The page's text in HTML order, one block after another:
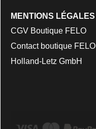
MENTIONS LÉGALES
CGV Boutique FELO
Contact boutique FELO
Holland-Letz GmbH